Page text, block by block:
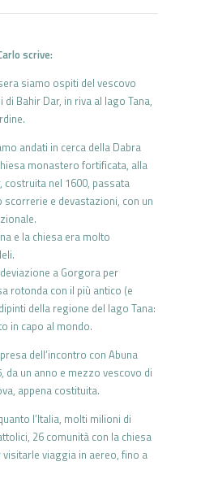
scrive:
siamo ospiti del vescovo
Bahir Dar, in riva al lago Tana,
andati in cerca della Dabra
monastero fortificata, alla
costruita nel 1600, passata
scorrerie e devastazioni, con un
e la chiesa era molto
a Gorgora per
rotonda con il più antico (e
della regione del lago Tana:
in capo al mondo.
dell’incontro con Abuna
da un anno e mezzo vescovo di
appena costituita.
l’Italia, molti milioni di
26 comunità con la chiesa
visitarle viaggia in aereo, fino a